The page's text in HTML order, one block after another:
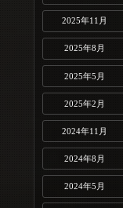
2025年11月
2025年8月
2025年5月
2025年2月
2024年11月
2024年8月
2024年5月